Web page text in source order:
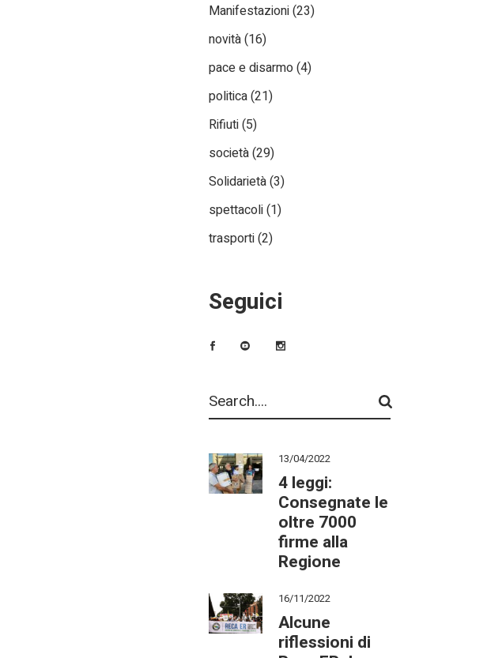
Manifestazioni(23)
novità(16)
pace e disarmo(4)
politica(21)
Rifiuti(5)
società(29)
Solidarietà(3)
spettacoli(1)
trasporti(2)
Seguici
13/04/2022
4 leggi:
Consegnate le
oltre 7000
firme alla
Regione
16/11/2022
Alcune
riflessioni di